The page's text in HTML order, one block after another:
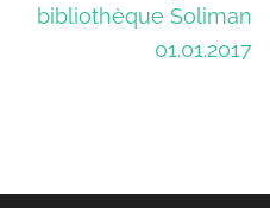
bibliothèque Soliman
01.01.2017